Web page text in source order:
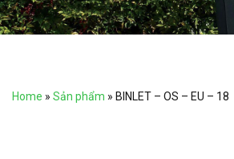
Home » Sản phẩm » BINLET – OS – EU – 18